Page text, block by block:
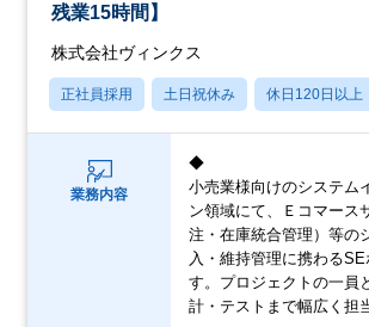
残業15時間】
株式会社ヴィンクス
正社員採用 土日祝休み 休日120日以上
業務内容
◆
小売業様向けのシステム
ン領域にて、Ｅコマース
注・在庫統合管理）等の
入・維持管理に携わる
す。プロジェクトの一員
計・テストまで幅広く担